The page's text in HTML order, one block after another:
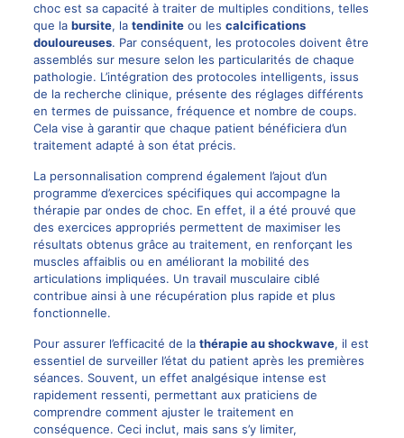
choc est sa capacité à traiter de multiples conditions, telles
que la bursite, la tendiniteou les calcifications
douloureuses. Par conséquent, les protocoles doivent être
assemblés sur mesure selon les particularités de chaque
pathologie. L’intégration des protocoles intelligents, issus
de la recherche clinique, présente des réglages différents
en termes de puissance, fréquence et nombre de coups.
Cela vise à garantir que chaque patient bénéficiera d’un
traitement adapté à son état précis.
La personnalisation comprend également l’ajout d’un
programme d’exercices spécifiques qui accompagne la
thérapie par ondes de choc. En effet, il a été prouvé que
des exercices appropriés permettent de maximiser les
résultats obtenus grâce au traitement, en renforçant les
muscles affaiblis ou en améliorant la mobilité des
articulations impliquées. Un travail musculaire ciblé
contribue ainsi à une récupération plus rapide et plus
fonctionnelle.
Pour assurer l’efficacité de la thérapie au shockwave, il est
essentiel de surveiller l’état du patient après les premières
séances. Souvent, un effet analgésique intense est
rapidement ressenti, permettant aux praticiens de
comprendre comment ajuster le traitement en
conséquence. Ceci inclut, mais sans s’y limiter,